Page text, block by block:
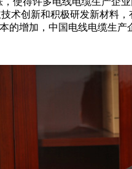
术创新和积极研发新材料
的增加，中国电线电缆生